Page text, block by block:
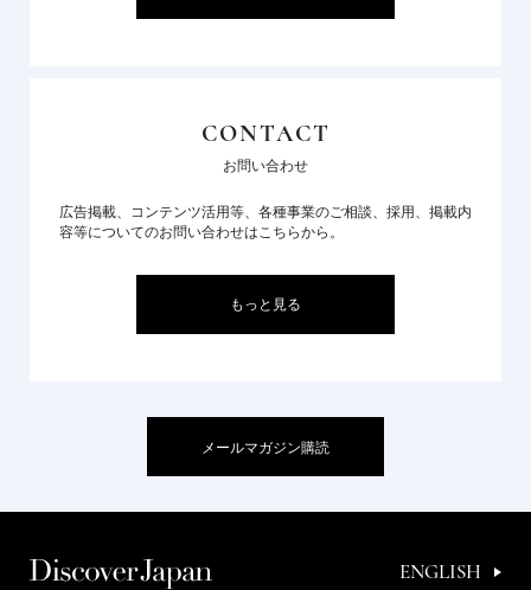
CONTACT
お問い合わせ
広告掲載、コンテンツ活用等、各種事業のご相談、採用、掲載内
容等についてのお問い合わせはこちらから。
もっと見る
メールマガジン購読
ENGLISH